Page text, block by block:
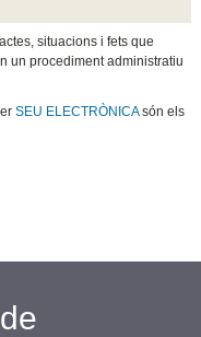
situacions i fets que
un procediment administratiu
SEU ELECTRÒNICAsón els